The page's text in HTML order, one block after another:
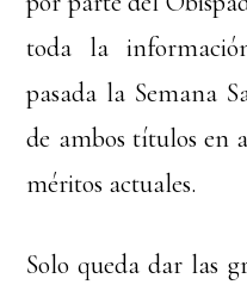
toda la
pasada la Semana
de ambos títulos en
méritos actuales.
Solo queda dar las